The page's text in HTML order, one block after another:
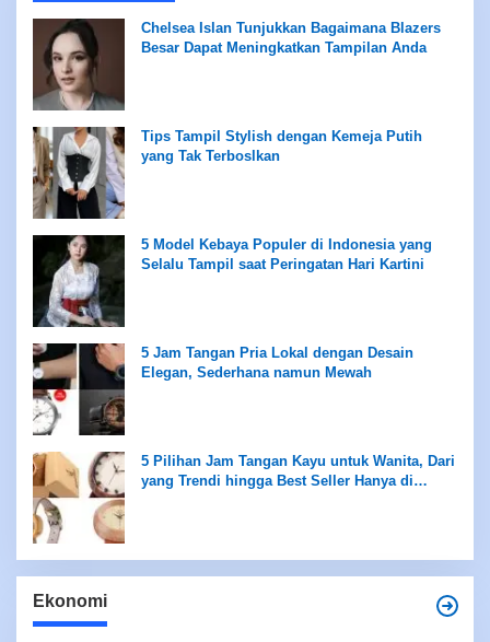
Chelsea Islan Tunjukkan Bagaimana Blazers
Besar Dapat Meningkatkan Tampilan Anda
Tips Tampil Stylish dengan Kemeja Putih
yang Tak Terboslkan
5 Model Kebaya Populer di Indonesia yang
Selalu Tampil saat Peringatan Hari Kartini
5 Jam Tangan Pria Lokal dengan Desain
Elegan, Sederhana namun Mewah
5 Pilihan Jam Tangan Kayu untuk Wanita, Dari
yang Trendi hingga Best Seller Hanya di
Ekonomi